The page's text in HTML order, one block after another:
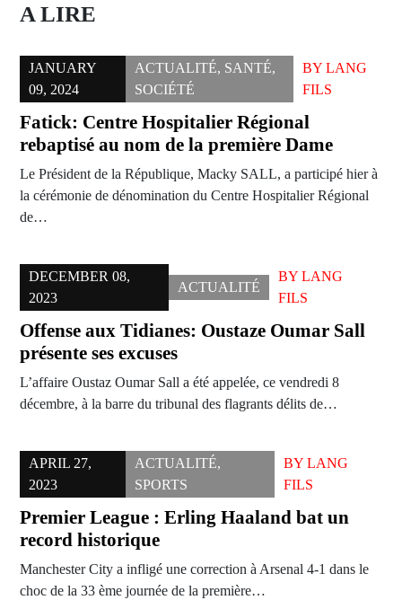
A LIRE
JANUARY
09, 2024
ACTUALITÉ, SANTÉ,
SOCIÉTÉ
BY LANG
FILS
Fatick: Centre Hospitalier Régional
rebaptisé au nom de la première Dame
Le Président de la République, Macky SALL, a participé hier à
la cérémonie de dénomination du Centre Hospitalier Régional
de…
DECEMBER 08,
2023
ACTUALITÉ
BY LANG
FILS
Offense aux Tidianes: Oustaze Oumar Sall
présente ses excuses
L’affaire Oustaz Oumar Sall a été appelée, ce vendredi 8
décembre, à la barre du tribunal des flagrants délits de…
APRIL 27,
2023
ACTUALITÉ,
SPORTS
BY LANG
FILS
Premier League : Erling Haaland bat un
record historique
Manchester City a infligé une correction à Arsenal 4-1 dans le
choc de la 33 ème journée de la première…